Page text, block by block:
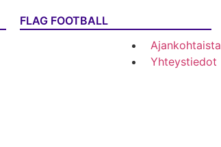
FLAG FOOTBALL
Ajankohtaista
Yhteystiedot